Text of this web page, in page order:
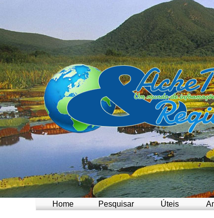
Home Pesquisar Úteis